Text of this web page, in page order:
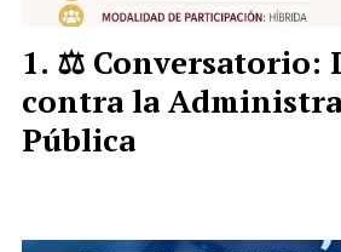
⚖️ Conversatorio:
contra la
Pública